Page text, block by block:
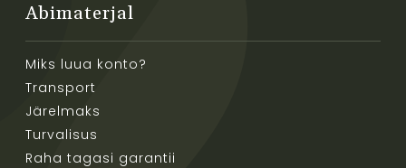
Abimaterjal
Miks luua konto?
Transport
Järelmaks
Turvalisus
Raha tagasi garantii